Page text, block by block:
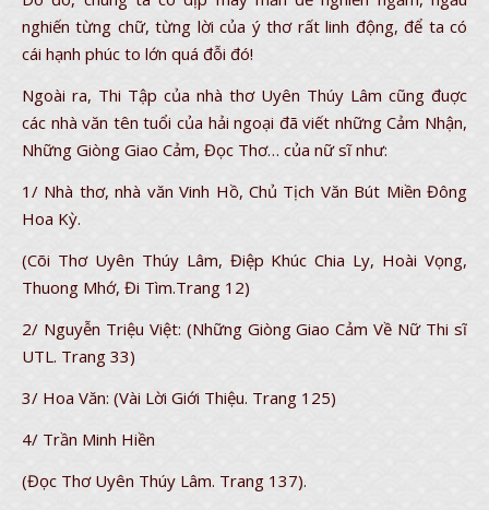
nghiến từng chữ, từng lời của ý thơ rất linh động, để ta có
cái hạnh phúc to lớn quá đỗi đó!
Ngoài ra, Thi Tập của nhà thơ Uyên Thúy Lâm cũng đuợc
các nhà văn tên tuổi của hải ngoại đã viết những Cảm Nhận,
Những Giòng Giao Cảm, Đọc Thơ… của nữ sĩ như:
1/ Nhà thơ, nhà văn Vinh Hồ, Chủ Tịch Văn Bút Miền Đông
Hoa Kỳ.
(Cõi Thơ Uyên Thúy Lâm, Điệp Khúc Chia Ly, Hoài Vọng,
Thuong Mhớ, Đi Tìm.Trang 12)
2/ Nguyễn Triệu Việt: (Những Giòng Giao Cảm Về Nữ Thi sĩ
UTL. Trang 33)
3/ Hoa Văn: (Vài Lời Giới Thiệu. Trang 125)
4/ Trần Minh Hiền
(Đọc Thơ Uyên Thúy Lâm. Trang 137).